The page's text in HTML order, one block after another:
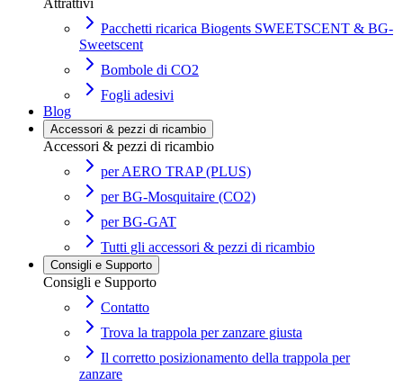
Attrattivi
Pacchetti ricarica Biogents SWEETSCENT & BG-
Sweetscent
Bombole di CO2
Fogli adesivi
Blog
Accessori & pezzi di ricambio
Accessori & pezzi di ricambio
per AERO TRAP (PLUS)
per BG-Mosquitaire (CO2)
per BG-GAT
Tutti gli accessori & pezzi di ricambio
Consigli e Supporto
Consigli e Supporto
Contatto
Trova la trappola per zanzare giusta
Il corretto posizionamento della trappola per
zanzare